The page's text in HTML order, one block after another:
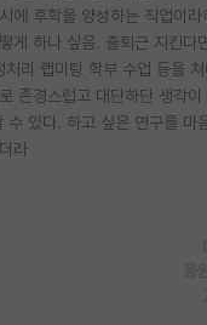
에 후학을 양성하는 직업이라
게 하나 싶음. 출퇴근 지킨다
리 랩미팅 학부 수업 등을
존경스럽고 대단하단 생각
수 있다. 하고 싶은 연구를
라